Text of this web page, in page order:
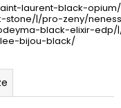
laurent-black-
stone/|/pro-zeny/
black-elixir-
bijou-black/